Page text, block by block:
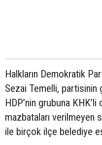
Halkların Demokratik
Sezai Temelli, partisinin
HDP’nin grubuna
mazbataları verilmeyen
ile birçok ilçe belediye eş